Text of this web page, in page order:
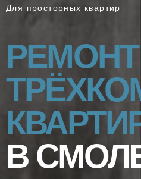
Для просторных квартир
РЕМОНТ
В